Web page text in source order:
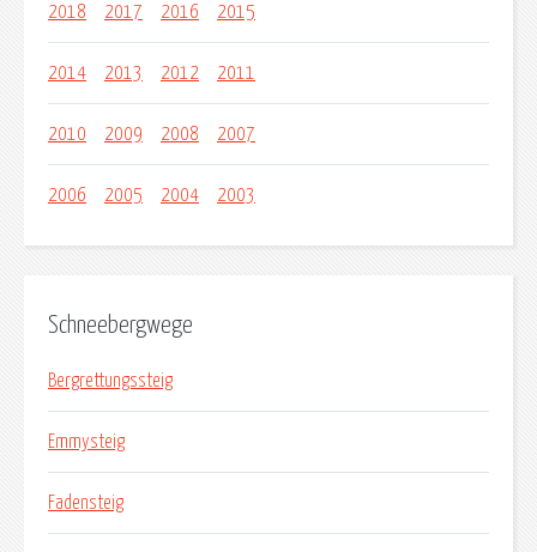
2018 2017 2016 2015
2014 2013 2012 2011
2010 2009 2008 2007
2006 2005 2004 2003
Schneebergwege
Bergrettungssteig
Emmysteig
Fadensteig